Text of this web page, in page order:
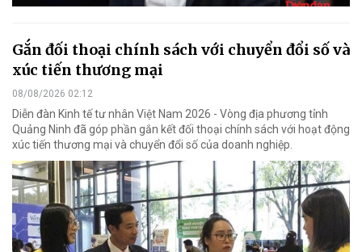
Gắn đối thoại chính sách với chuyển đổi số và
xúc tiến thương mại
08/08/2026 02:12
Diễn đàn Kinh tế tư nhân Việt Nam 2026 - Vòng địa phương tỉnh
Quảng Ninh đã góp phần gắn kết đối thoại chính sách với hoạt động
xúc tiến thương mại và chuyển đổi số của doanh nghiệp.